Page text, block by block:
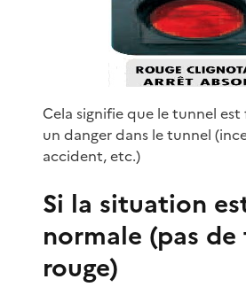
Cela signifie que le tunnel est
un danger dans le tunnel
accident, etc.)
Si la situation
normale (pas de
rouge)